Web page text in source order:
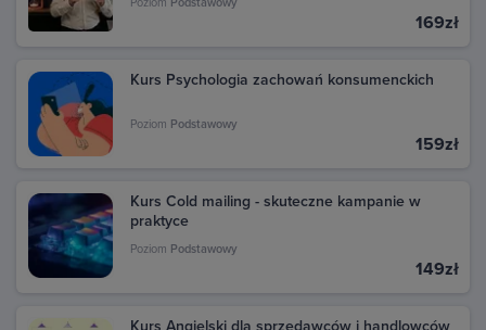
Poziom Podstawowy
169zł
Kurs Psychologia zachowań konsumenckich
Poziom Podstawowy
159zł
Kurs Cold mailing - skuteczne kampanie w
praktyce
Poziom Podstawowy
149zł